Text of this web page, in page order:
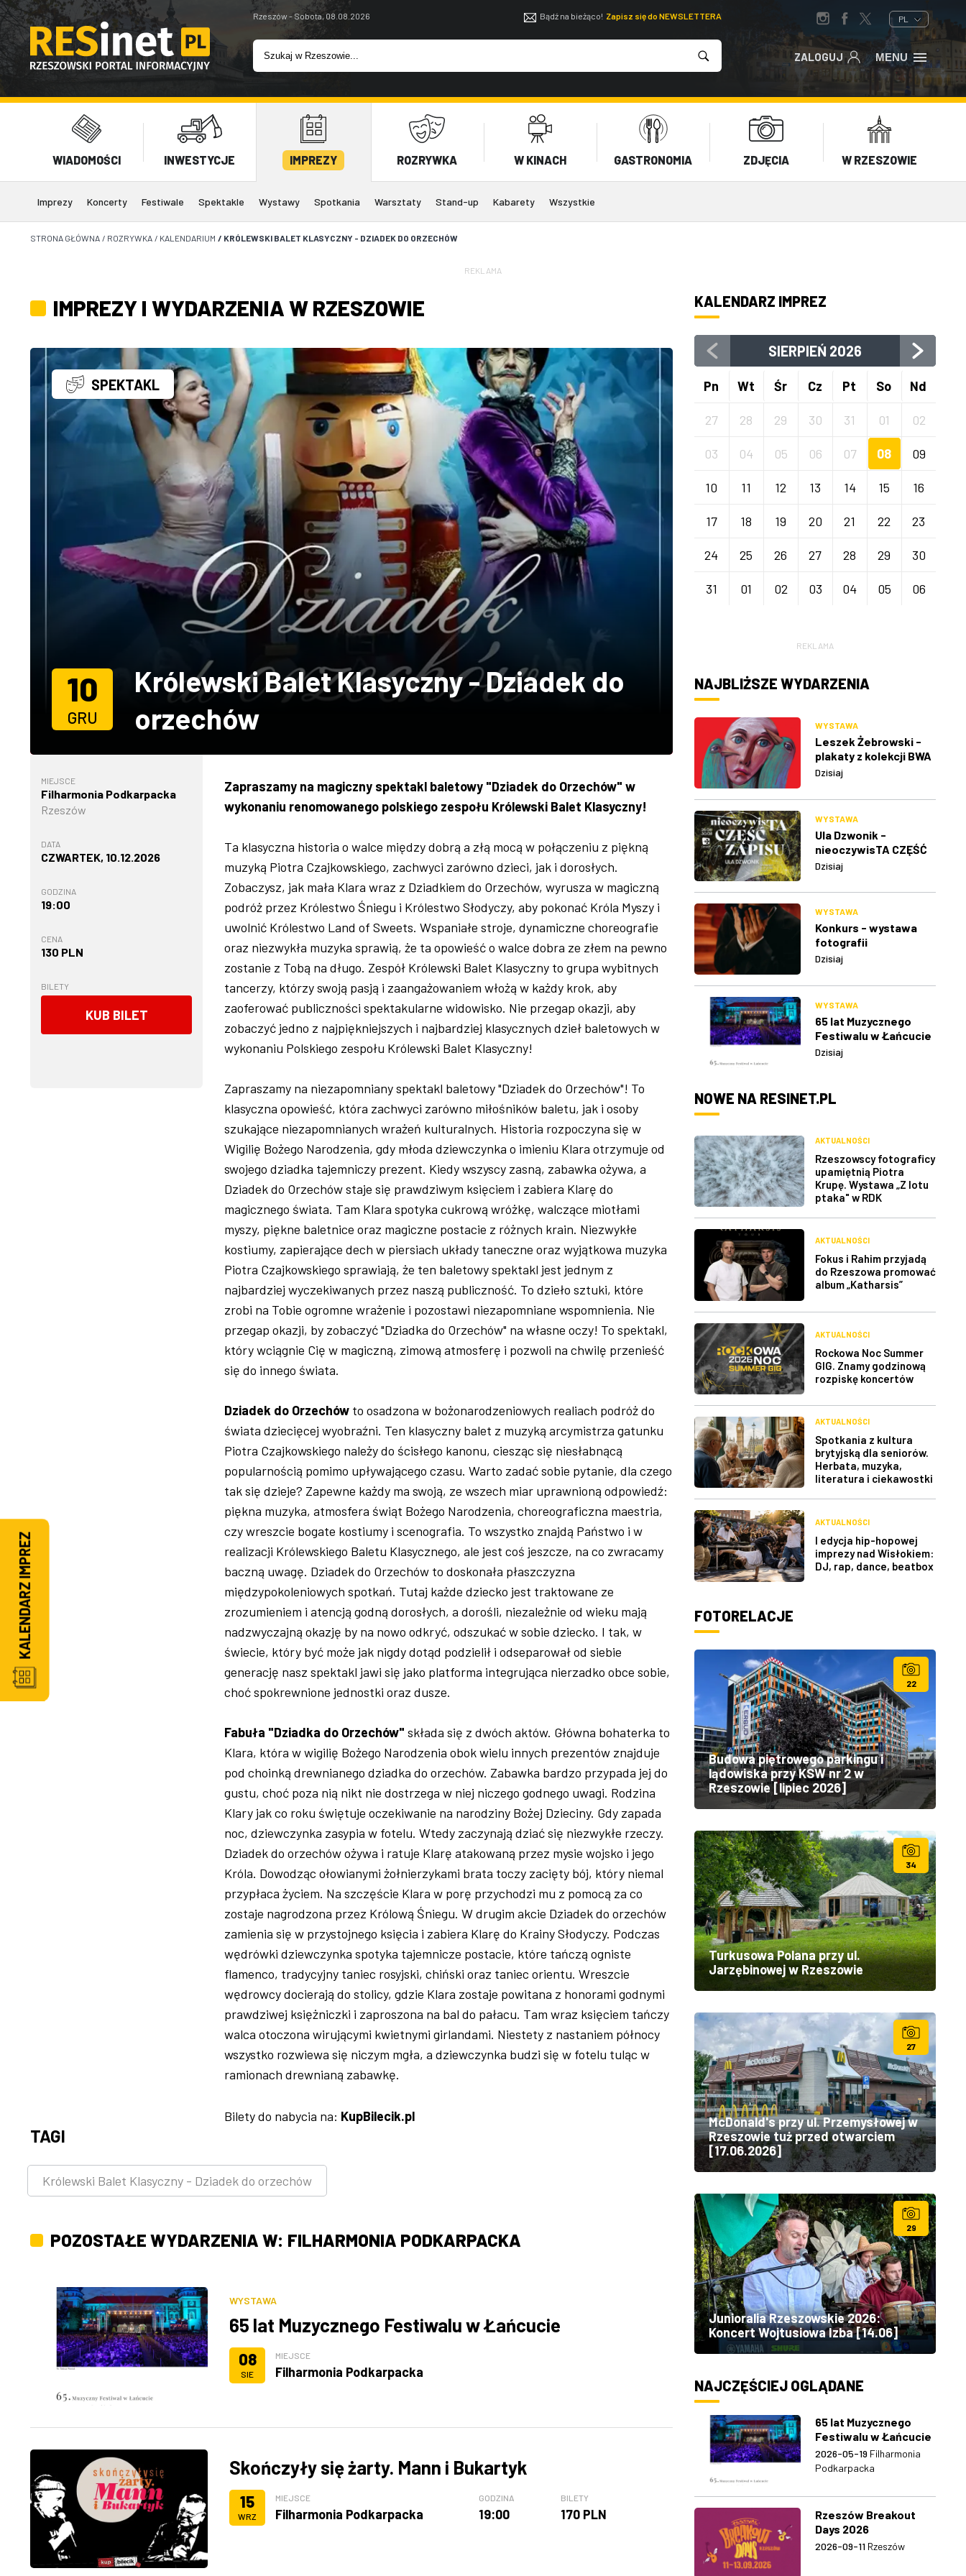
Rzeszów - Sobota, 08.08.2026 Bądź na bieżąco! Zapisz się do NEWSLETTERA PL
ZALOGUJ MENU
WIADOMOŚCI INWESTYCJE IMPREZY ROZRYWKA W KINACH GASTRONOMIA ZDJĘCIA W RZESZOWIE
Imprezy Koncerty Festiwale Spektakle Wystawy Spotkania Warsztaty Stand-up Kabarety Wszystkie
STRONA GŁÓWNA / ROZRYWKA / KALENDARIUM / KRÓLEWSKI BALET KLASYCZNY - DZIADEK DO ORZECHÓW
REKLAMA
IMPREZY I WYDARZENIA W RZESZOWIE
SPEKTAKL
10
GRU
Królewski Balet Klasyczny - Dziadek do
orzechów
MIEJSCE
Filharmonia Podkarpacka
Rzeszów
DATA
CZWARTEK, 10.12.2026
GODZINA
19:00
CENA
130 PLN
BILETY
KUB BILET
Zapraszamy na magiczny spektakl baletowy "Dziadek do Orzechów" w
wykonaniu renomowanego polskiego zespołu Królewski Balet Klasyczny!
Ta klasyczna historia o walce między dobrą a złą mocą w połączeniu z piękną
muzyką Piotra Czajkowskiego, zachwyci zarówno dzieci, jak i dorosłych.
Zobaczysz, jak mała Klara wraz z Dziadkiem do Orzechów, wyrusza w magiczną
podróż przez Królestwo Śniegu i Królestwo Słodyczy, aby pokonać Króla Myszy i
uwolnić Królestwo Land of Sweets. Wspaniałe stroje, dynamiczne choreografie
oraz niezwykła muzyka sprawią, że ta opowieść o walce dobra ze złem na pewno
zostanie z Tobą na długo. Zespół Królewski Balet Klasyczny to grupa wybitnych
tancerzy, którzy swoją pasją i zaangażowaniem włożą w każdy krok, aby
zaoferować publiczności spektakularne widowisko. Nie przegap okazji, aby
zobaczyć jedno z najpiękniejszych i najbardziej klasycznych dzieł baletowych w
wykonaniu Polskiego zespołu Królewski Balet Klasyczny!
Zapraszamy na niezapomniany spektakl baletowy "Dziadek do Orzechów"! To
klasyczna opowieść, która zachwyci zarówno miłośników baletu, jak i osoby
szukające niezapomnianych wrażeń kulturalnych. Historia rozpoczyna się w
Wigilię Bożego Narodzenia, gdy młoda dziewczynka o imieniu Klara otrzymuje od
swojego dziadka tajemniczy prezent. Kiedy wszyscy zasną, zabawka ożywa, a
Dziadek do Orzechów staje się prawdziwym księciem i zabiera Klarę do
magicznego świata. Tam Klara spotyka cukrową wróżkę, walczące miotłami
myszy, piękne baletnice oraz magiczne postacie z różnych krain. Niezwykłe
kostiumy, zapierające dech w piersiach układy taneczne oraz wyjątkowa muzyka
Piotra Czajkowskiego sprawiają, że ten baletowy spektakl jest jednym z
najbardziej wyczekiwanych przez naszą publiczność. To dzieło sztuki, które
zrobi na Tobie ogromne wrażenie i pozostawi niezapomniane wspomnienia. Nie
przegap okazji, by zobaczyć "Dziadka do Orzechów" na własne oczy! To spektakl,
który wciągnie Cię w magiczną, zimową atmosferę i pozwoli na chwilę przenieść
się do innego świata.
Dziadek do Orzechów to osadzona w bożonarodzeniowych realiach podróż do
świata dziecięcej wyobraźni. Ten klasyczny balet z muzyką arcymistrza gatunku
Piotra Czajkowskiego należy do ścisłego kanonu, ciesząc się niesłabnącą
popularnością pomimo upływającego czasu. Warto zadać sobie pytanie, dla czego
tak się dzieje? Zapewne każdy ma swoją, ze wszech miar uprawnioną odpowiedź:
piękna muzyka, atmosfera świąt Bożego Narodzenia, choreograficzna maestria,
czy wreszcie bogate kostiumy i scenografia. To wszystko znajdą Państwo i w
realizacji Królewskiego Baletu Klasycznego, ale jest coś jeszcze, na co zwracamy
baczną uwagę. Dziadek do Orzechów to doskonała płaszczyzna
międzypokoleniowych spotkań. Tutaj każde dziecko jest traktowane ze
zrozumieniem i atencją godną dorosłych, a dorośli, niezależnie od wieku mają
nadzwyczajną okazję by na nowo odkryć, odszukać w sobie dziecko. I tak, w
świecie, który być może jak nigdy dotąd podzielił i odseparował od siebie
generację nasz spektakl jawi się jako platforma integrująca nierzadko obce sobie,
choć spokrewnione jednostki oraz dusze.
Fabuła "Dziadka do Orzechów" składa się z dwóch aktów. Główna bohaterka to
Klara, która w wigilię Bożego Narodzenia obok wielu innych prezentów znajduje
pod choinką drewnianego dziadka do orzechów. Zabawka bardzo przypada jej do
gustu, choć poza nią nikt nie dostrzega w niej niczego godnego uwagi. Rodzina
Klary jak co roku świętuje oczekiwanie na narodziny Bożej Dzieciny. Gdy zapada
noc, dziewczynka zasypia w fotelu. Wtedy zaczynają dziać się niezwykłe rzeczy.
Dziadek do orzechów ożywa i ratuje Klarę atakowaną przez mysie wojsko i jego
Króla. Dowodząc ołowianymi żołnierzykami brata toczy zacięty bój, który niemal
przypłaca życiem. Na szczęście Klara w porę przychodzi mu z pomocą za co
zostaje nagrodzona przez Królową Śniegu. W drugim akcie Dziadek do orzechów
zamienia się w przystojnego księcia i zabiera Klarę do Krainy Słodyczy. Podczas
wędrówki dziewczynka spotyka tajemnicze postacie, które tańczą ogniste
flamenco, tradycyjny taniec rosyjski, chiński oraz taniec orientu. Wreszcie
wędrowcy docierają do stolicy, gdzie Klara zostaje powitana z honorami godnymi
prawdziwej księżniczki i zaproszona na bal do pałacu. Tam wraz księciem tańczy
walca otoczona wirującymi kwietnymi girlandami. Niestety z nastaniem północy
wszystko rozwiewa się niczym mgła, a dziewczynka budzi się w fotelu tuląc w
ramionach drewnianą zabawkę.
Bilety do nabycia na: KupBilecik.pl
TAGI
Królewski Balet Klasyczny - Dziadek do orzechów
POZOSTAŁE WYDARZENIA W: FILHARMONIA PODKARPACKA
WYSTAWA
65 lat Muzycznego Festiwalu w Łańcucie
08
SIE
MIEJSCE
Filharmonia Podkarpacka
Skończyły się żarty. Mann i Bukartyk
15
WRZ
MIEJSCE
Filharmonia Podkarpacka
GODZINA
19:00
BILETY
170 PLN
KALENDARZ IMPREZ
SIERPIEŃ 2026
Pn Wt Śr Cz Pt So Nd
27 28 29 30 31 01 02
03 04 05 06 07 08 09
10 11 12 13 14 15 16
17 18 19 20 21 22 23
24 25 26 27 28 29 30
31 01 02 03 04 05 06
REKLAMA
NAJBLIŻSZE WYDARZENIA
WYSTAWA
Leszek Żebrowski -
plakaty z kolekcji BWA
w Rzeszowie
Dzisiaj
WYSTAWA
Ula Dzwonik -
nieoczywisTA CZĘŚĆ
ZAPISU
Dzisiaj
WYSTAWA
Konkurs - wystawa
fotografii
Dzisiaj
WYSTAWA
65 lat Muzycznego
Festiwalu w Łańcucie
Dzisiaj
NOWE NA RESINET.PL
AKTUALNOŚCI
Rzeszowscy fotograficy
upamiętnią Piotra
Krupę. Wystawa „Z lotu
ptaka" w RDK
AKTUALNOŚCI
Fokus i Rahim przyjadą
do Rzeszowa promować
album „Katharsis”
AKTUALNOŚCI
Rockowa Noc Summer
GIG. Znamy godzinową
rozpiskę koncertów
AKTUALNOŚCI
Spotkania z kultura
brytyjską dla seniorów.
Herbata, muzyka,
literatura i ciekawostki
AKTUALNOŚCI
I edycja hip-hopowej
imprezy nad Wisłokiem:
DJ, rap, dance, beatbox
FOTORELACJE
22
Budowa piętrowego parkingu i
lądowiska przy KSW nr 2 w
Rzeszowie [lipiec 2026]
34
Turkusowa Polana przy ul.
Jarzębinowej w Rzeszowie
27
McDonald's przy ul. Przemysłowej w
Rzeszowie tuż przed otwarciem
[17.06.2026]
29
Junioralia Rzeszowskie 2026:
Koncert Wojtusiowa Izba [14.06]
NAJCZĘŚCIEJ OGLĄDANE
65 lat Muzycznego
Festiwalu w Łańcucie
2026-05-19 Filharmonia
Podkarpacka
Rzeszów Breakout
Days 2026
2026-09-11 Rzeszów
KALENDARZ IMPREZ